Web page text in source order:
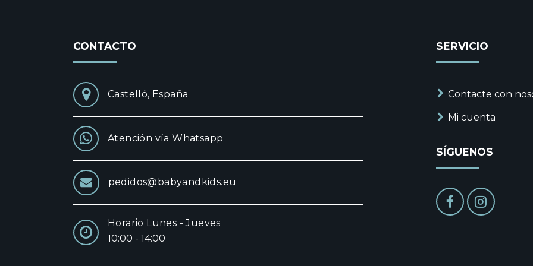
CONTACTO
Castelló, España
Atención vía Whatsapp
pedidos@babyandkids.eu
Horario Lunes - Jueves
10:00 - 14:00
SERVICIO
Contacte con
Mi cuenta
SÍGUENOS